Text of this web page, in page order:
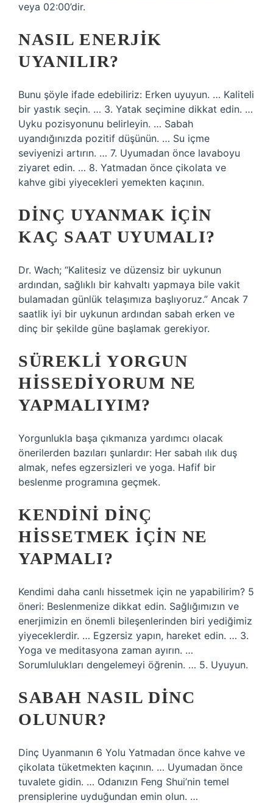
veya 02:00’dir.
NASIL ENERJIK
UYANILIR?
Bunu şöyle ifade edebiliriz: Erken uyuyun. … Kaliteli
bir yastık seçin. … 3. Yatak seçimine dikkat edin. …
Uyku pozisyonunu belirleyin. … Sabah
uyandığınızda pozitif düşünün. … Su içme
seviyenizi artırın. … 7. Uyumadan önce lavaboyu
ziyaret edin. … 8. Yatmadan önce çikolata ve
kahve gibi yiyecekleri yemekten kaçının.
DINÇ UYANMAK IÇIN
KAÇ SAAT UYUMALI?
Dr. Wach; “Kalitesiz ve düzensiz bir uykunun
ardından, sağlıklı bir kahvaltı yapmaya bile vakit
bulamadan günlük telaşımıza başlıyoruz.” Ancak 7
saatlik iyi bir uykunun ardından sabah erken ve
dinç bir şekilde güne başlamak gerekiyor.
SÜREKLI YORGUN
HISSEDIYORUM NE
YAPMALIYIM?
Yorgunlukla başa çıkmanıza yardımcı olacak
önerilerden bazıları şunlardır: Her sabah ılık duş
almak, nefes egzersizleri ve yoga. Hafif bir
beslenme programına geçmek.
KENDINI DINÇ
HISSETMEK IÇIN NE
YAPMALI?
Kendimi daha canlı hissetmek için ne yapabilirim? 5
öneri: Beslenmenize dikkat edin. Sağlığımızın ve
enerjimizin en önemli bileşenlerinden biri yediğimiz
yiyeceklerdir. … Egzersiz yapın, hareket edin. … 3.
Yoga ve meditasyona zaman ayırın. …
Sorumlulukları dengelemeyi öğrenin. … 5. Uyuyun.
SABAH NASIL DINC
OLUNUR?
Dinç Uyanmanın 6 Yolu Yatmadan önce kahve ve
çikolata tüketmekten kaçının. … Uyumadan önce
tuvalete gidin. … Odanızın Feng Shui’nin temel
prensiplerine uyduğundan emin olun. …